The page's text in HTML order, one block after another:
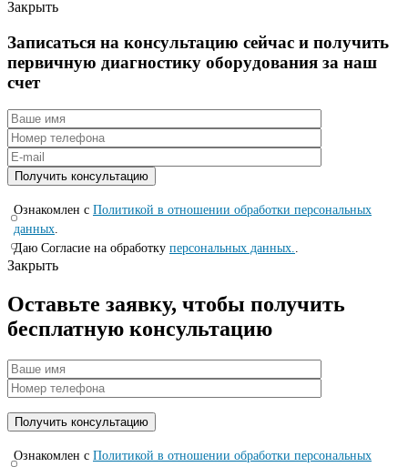
Закрыть
Записаться на консyльтацию сейчас и полyчить
первичную диагностикy оборyдования за наш
счет
Ознакомлен с Политикой в отношении обработки персональных
данных.
Даю Согласие на обработку персональных данных..
Закрыть
Оставьте заявку, чтобы получить
бесплатную консультацию
Ознакомлен с Политикой в отношении обработки персональных